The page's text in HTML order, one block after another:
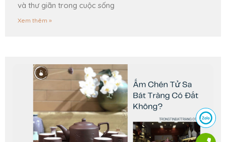
và thư giãn trong cuộc sống
Xem thêm »